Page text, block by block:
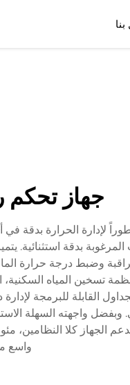
جهاز تحكم
لإدارة الحرارة بدقة
وضبط درجة حرارة
تسخين المياه السكنية،
القابلة للبرمجة
واسع